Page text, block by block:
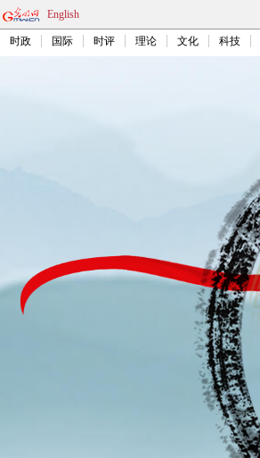
English
时政 国际 时评 理论 文化 科技